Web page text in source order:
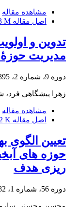
مشاهده مقاله
اصل مقاله M
تدوین و
مدیریت حوزۀ
دوره 9، شماره 2، 1395، صفحه
زهرا پیشگاهی فرد،
مشاهده مقاله
اصل مقاله K
تعیین الگوی
حوزه های
ریزی هدف
دوره 56، شماره 1، 1382